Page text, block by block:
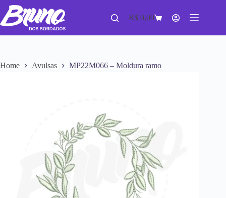
R$ 0,00
Home Avulsas MP22M066 – Moldura ramo